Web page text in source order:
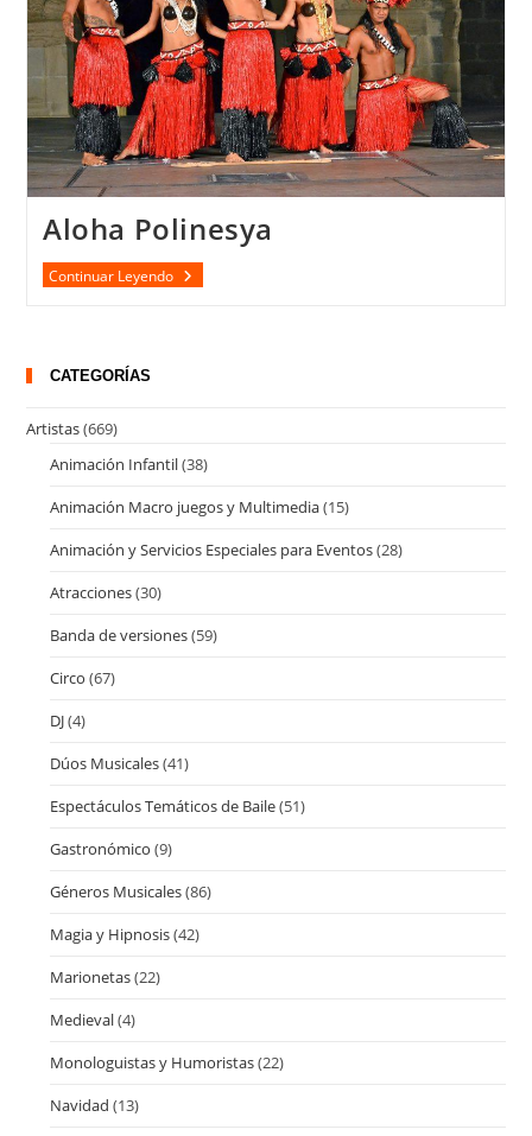
Aloha Polinesya
Continuar LeyendoAloha
CATEGORÍAS
Artistas(669)
Animación Infantil(38)
Animación Macro juegos y Multimedia(15)
Animación y Servicios Especiales para Eventos(28)
Atracciones(30)
Banda de versiones(59)
Circo (67)
DJ(4)
Dúos Musicales(41)
Espectáculos Temáticos de Baile(51)
Gastronómico (9)
Géneros Musicales(86)
Magia y Hipnosis(42)
Marionetas(22)
Medieval(4)
Monologuistas y Humoristas(22)
Navidad (13)